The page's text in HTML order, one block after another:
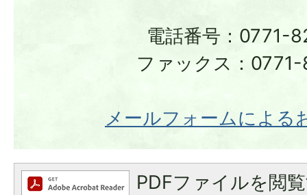
電話番号：0771-
ファックス：
メールフォームによる
PDFファイルを閲